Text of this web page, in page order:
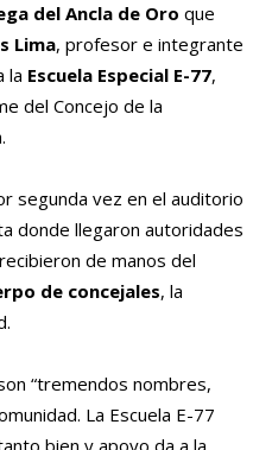
del Ancla de Oro que
Lima, profesor e integrante
la Escuela Especial E-77,
del Concejo de la
segunda vez en el auditorio
donde llegaron autoridades
de manos del
de concejales, la
“tremendos nombres,
La Escuela E-77